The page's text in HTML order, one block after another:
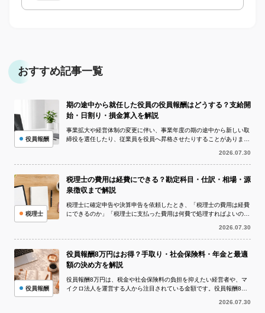
おすすめ記事一覧
期の途中から就任した役員の役員報酬はどうする？支給開
始・日割り・損金算入を解説
事業拡大や経営体制の変更に伴い、事業年度の期の途中から新しい取
締役を選任したり、従業員を役員へ昇格させたりすることがありま
2026.07.30
役員報酬
税理士の費用は経費にできる？勘定科目・仕訳・相場・源
泉徴収まで解説
税理士に確定申告や決算申告を依頼したとき、「税理士の費用は経費
にできるのか」「税理士に支払った費用は何費で処理すればよいの
2026.07.30
税理士
役員報酬8万円はお得？手取り・社会保険料・年金と最適
額の決め方を解説
役員報酬8万円は、税金や社会保険料の負担を抑えたい経営者や、マ
イクロ法人を運営する人から注目されている金額です。役員報酬8万
2026.07.30
役員報酬